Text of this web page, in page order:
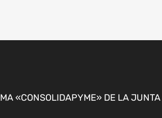
«CONSOLIDAPYME» DE LA